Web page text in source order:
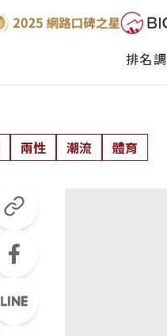
排名
兩性 潮流 體育